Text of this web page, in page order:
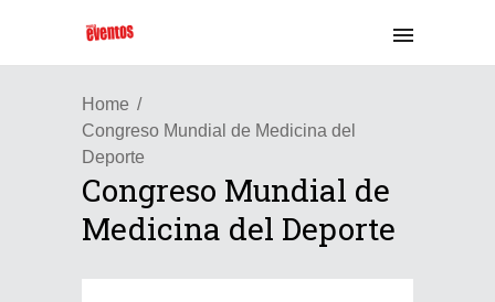
Home
Congreso Mundial de Medicina del
Deporte
Congreso Mundial de
Medicina del Deporte